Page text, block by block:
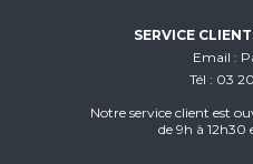
SERVICE
Email
Tél
03
Notre service client est
de 9h à 12h30